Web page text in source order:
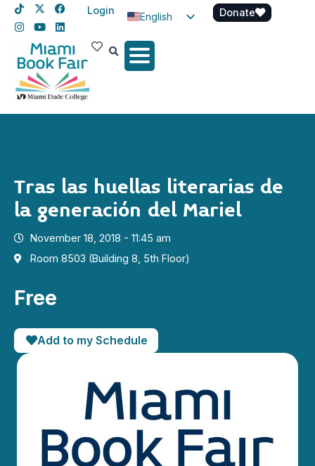
Login
English
Spanish
Donate
Tras las huellas literarias de
la generación del Mariel
November 18, 2018 - 11:45 am
Room 8503 (Building 8, 5th Floor)
Free
Add to my Schedule